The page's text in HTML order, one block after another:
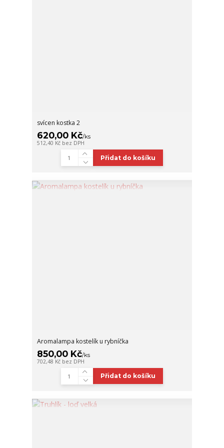
svícen kostka 2
620,00 Kč/ks
512,40 Kč bez DPH
Přidat do košíku
Aromalampa kostelík u rybníčka
850,00 Kč/ks
702,48 Kč bez DPH
Přidat do košíku